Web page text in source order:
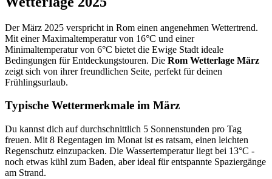
Der März 2025 verspricht in Rom einen angenehmen Wettertrend.
Mit einer Maximaltemperatur von 16°C und einer
Minimaltemperatur von 6°C bietet die Ewige Stadt ideale
Bedingungen für Entdeckungstouren. Die Rom Wetterlage März
zeigt sich von ihrer freundlichen Seite, perfekt für deinen
Frühlingsurlaub.
Typische Wettermerkmale im März
Du kannst dich auf durchschnittlich 5 Sonnenstunden pro Tag
freuen. Mit 8 Regentagen im Monat ist es ratsam, einen leichten
Regenschutz einzupacken. Die Wassertemperatur liegt bei 13°C -
noch etwas kühl zum Baden, aber ideal für entspannte Spaziergänge
am Strand.